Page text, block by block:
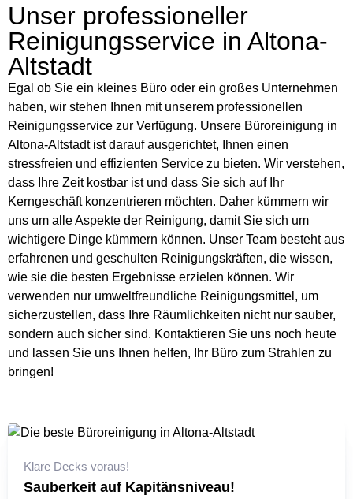
Unser professioneller
Reinigungsservice in Altona-
Altstadt
Egal ob Sie ein kleines Büro oder ein großes Unternehmen
haben, wir stehen Ihnen mit unserem professionellen
Reinigungsservice zur Verfügung. Unsere Büroreinigung in
Altona-Altstadt ist darauf ausgerichtet, Ihnen einen
stressfreien und effizienten Service zu bieten. Wir verstehen,
dass Ihre Zeit kostbar ist und dass Sie sich auf Ihr
Kerngeschäft konzentrieren möchten. Daher kümmern wir
uns um alle Aspekte der Reinigung, damit Sie sich um
wichtigere Dinge kümmern können. Unser Team besteht aus
erfahrenen und geschulten Reinigungskräften, die wissen,
wie sie die besten Ergebnisse erzielen können. Wir
verwenden nur umweltfreundliche Reinigungsmittel, um
sicherzustellen, dass Ihre Räumlichkeiten nicht nur sauber,
sondern auch sicher sind. Kontaktieren Sie uns noch heute
und lassen Sie uns Ihnen helfen, Ihr Büro zum Strahlen zu
bringen!
Klare Decks voraus!
Sauberkeit auf Kapitänsniveau!